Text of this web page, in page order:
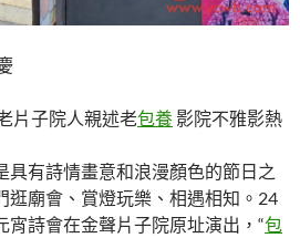
片子院人親述老包養 影院不雅影熱
具有詩情畫意和浪漫顏色的節日之
逛廟會、賞燈玩樂、相遇相知。24
宵詩會在金聲片子院原址演出，“包